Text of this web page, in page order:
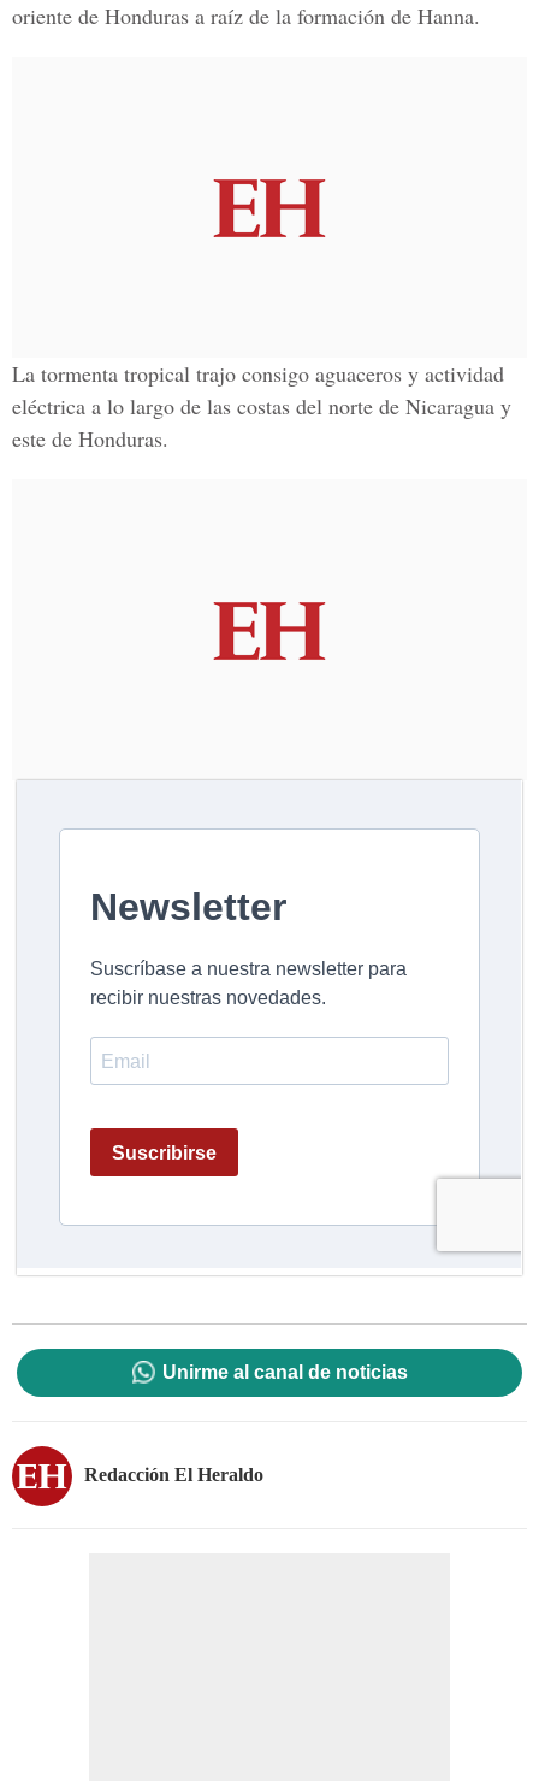
oriente de Honduras a raíz de la formación de Hanna.
La tormenta tropical trajo consigo aguaceros y actividad
eléctrica a lo largo de las costas del norte de Nicaragua y
este de Honduras.
Unirme al canal de noticias
Redacción El Heraldo